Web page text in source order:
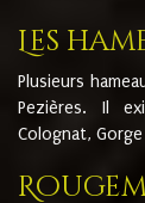
Les
Plusieurs
Pezières. Il
Colognat,